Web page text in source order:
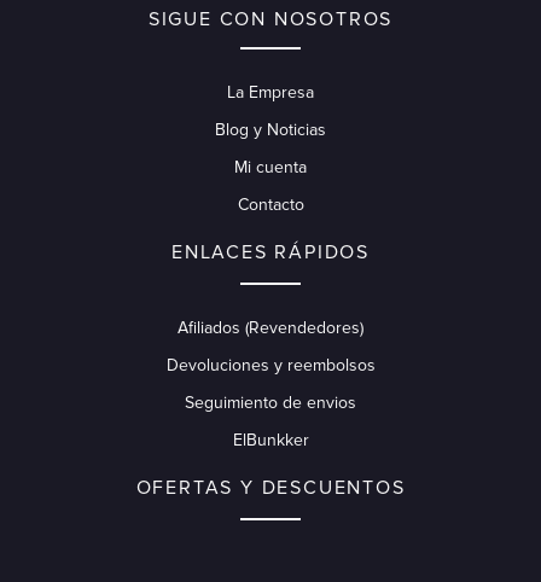
SIGUE CON NOSOTROS
La Empresa
Blog y Noticias
Mi cuenta
Contacto
ENLACES RÁPIDOS
Afiliados (Revendedores)
Devoluciones y reembolsos
Seguimiento de envios
ElBunkker
OFERTAS Y DESCUENTOS